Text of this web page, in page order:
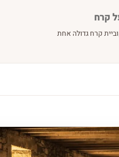
קרח
קרח גדולה אחת